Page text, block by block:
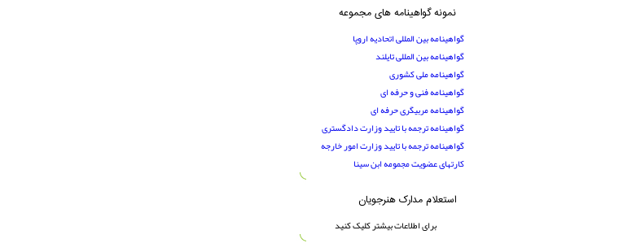
نمونه گواهینامه های مجموعه
گواهینامه بین المللی اتحادیه اروپا
گواهینامه بین المللی تایلند
گواهینامه ملی کشوری
گواهینامه فنی و حرفه ای
گواهینامه مربیگری حرفه ای
گواهینامه ترجمه با تایید وزارت دادگستری
گواهینامه ترجمه با تایید وزارت امور خارجه
کارتهای عضویت مجمومه ابن سینا
استعلام مدارک هنرجویان
برای اطلاعات بیشتر کلیک کنید